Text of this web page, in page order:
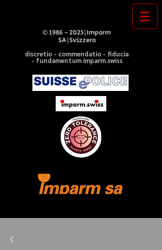
©1986 - 2025|Imparm
SA|Svizzera
discretio - commendatio - fiducia
- fundamentum imparm.swiss